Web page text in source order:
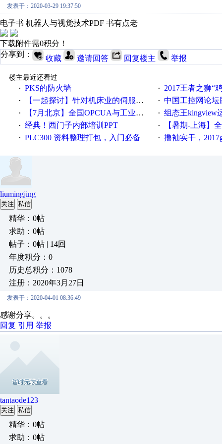
发表于：2020-03-29 19:37:50
电子书 机器人与视觉技术PDF 书有点老
下载附件需0积分！
分享到：
收藏 邀请回答 回复楼主 举报
楼主最近还看过
· PKS的防火墙 · 2017王者之狮“鸡”情签到
· 【一起探讨】针对机床业的伺服系统发展，您的期望是什么？ · 中国工控网论坛版
· 【7月北京】全国OPCUA与工业互联技术培训班通知！ · 组态王kingview
· 经典！西门子内部培训PPT · 【暑期-上海】全国工业
· PLC300 资料整理打包，入门必备 · 撸袖实干，2017gongkong®第
liumingjing
关注 私信
精华：0帖
求助：0帖
帖子：0帖 | 14回
年度积分：0
历史总积分：1078
注册：2020年3月27日
发表于：2020-04-01 08:36:49
感谢分享。。。
回复 引用 举报
tantaode123
关注 私信
精华：0帖
求助：0帖